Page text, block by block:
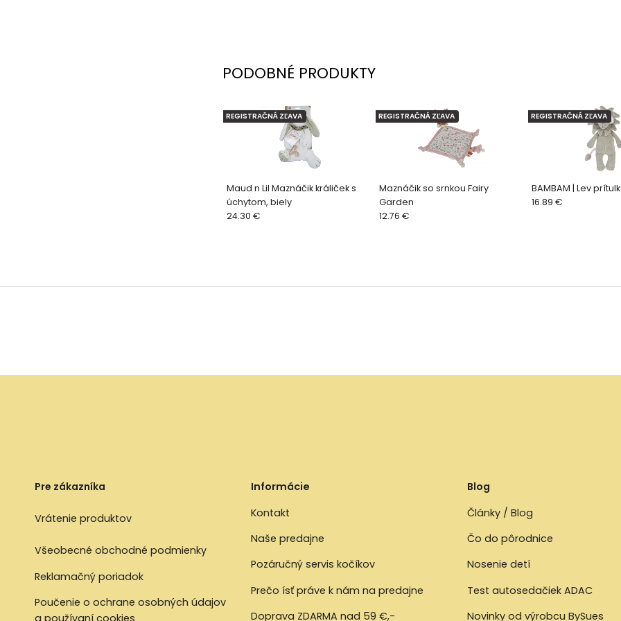
PODOBNÉ PRODUKTY
Maud n Lil Maznáčik králiček s
úchytom, biely
REGISTRAČNÁ ZĽAVA
24.30 €
Maznáčik so srnkou Fairy
Garden
REGISTRAČNÁ ZĽAVA
12.76 €
BAMBAM | Lev
REGISTRAČNÁ ZĽAVA
16.89 €
Pre zákazníka
Vrátenie produktov
Všeobecné obchodné podmienky
Reklamačný poriadok
Poučenie o ochrane osobných údajov
a používaní cookies
Informácie
Kontakt
Naše predajne
Pozáručný servis kočíkov
Prečo ísť práve k nám na predajne
Doprava ZDARMA nad 59 €,-
Blog
Články / Blog
Čo do pôrodnice
Nosenie detí
Test autosedačiek ADAC
Novinky od výrobcu BySues